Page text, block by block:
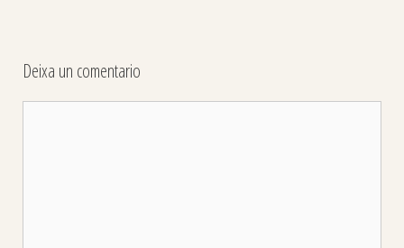
Deixa un comentario